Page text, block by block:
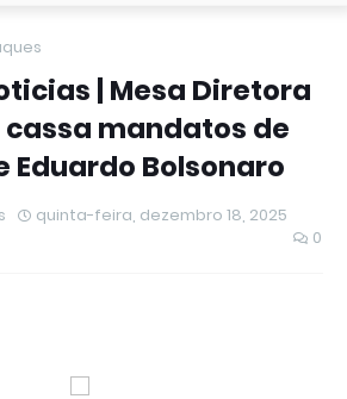
| Mesa Diretora
mandatos de
Eduardo Bolsonaro
quinta-feira, dezembro 18, 2025
0